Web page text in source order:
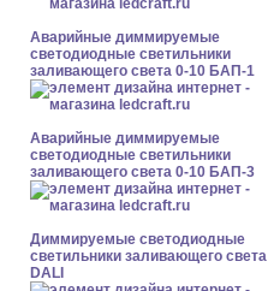
Аварийные диммируемые
светодиодные светильники
заливающего света 0-10 БАП-1
Аварийные диммируемые
светодиодные светильники
заливающего света 0-10 БАП-3
Диммируемые светодиодные
светильники заливающего света
DALI